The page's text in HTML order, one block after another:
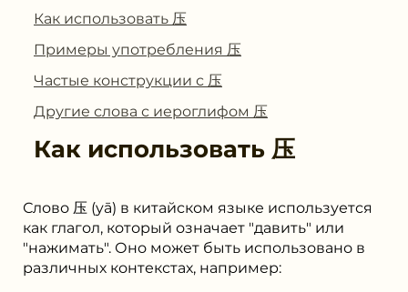
Как использовать 压
Примеры употребления 压
Частые конструкции с 压
Другие слова с иероглифом 压
Как использовать 压
Слово 压 (yā) в китайском языке используется
как глагол, который означает "давить" или
"нажимать". Оно может быть использовано в
различных контекстах, например: